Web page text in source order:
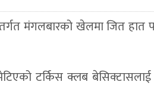
मंगलबारको खेलमा जित हात
टर्किस क्लब